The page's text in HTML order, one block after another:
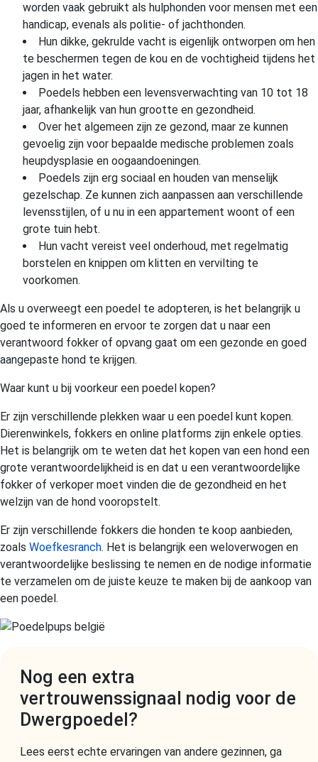
worden vaak gebruikt als hulphonden voor mensen met een
handicap, evenals als politie- of jachthonden.
Hun dikke, gekrulde vacht is eigenlijk ontworpen om hen
te beschermen tegen de kou en de vochtigheid tijdens het
jagen in het water.
Poedels hebben een levensverwachting van 10 tot 18
jaar, afhankelijk van hun grootte en gezondheid.
Over het algemeen zijn ze gezond, maar ze kunnen
gevoelig zijn voor bepaalde medische problemen zoals
heupdysplasie en oogaandoeningen.
Poedels zijn erg sociaal en houden van menselijk
gezelschap. Ze kunnen zich aanpassen aan verschillende
levensstijlen, of u nu in een appartement woont of een
grote tuin hebt.
Hun vacht vereist veel onderhoud, met regelmatig
borstelen en knippen om klitten en vervilting te
voorkomen.
Als u overweegt een poedel te adopteren, is het belangrijk u
goed te informeren en ervoor te zorgen dat u naar een
verantwoord fokker of opvang gaat om een gezonde en goed
aangepaste hond te krijgen.
Waar kunt u bij voorkeur een poedel kopen?
Er zijn verschillende plekken waar u een poedel kunt kopen.
Dierenwinkels, fokkers en online platforms zijn enkele opties.
Het is belangrijk om te weten dat het kopen van een hond een
grote verantwoordelijkheid is en dat u een verantwoordelijke
fokker of verkoper moet vinden die de gezondheid en het
welzijn van de hond vooropstelt.
Er zijn verschillende fokkers die honden te koop aanbieden,
zoals Woefkesranch. Het is belangrijk een weloverwogen en
verantwoordelijke beslissing te nemen en de nodige informatie
te verzamelen om de juiste keuze te maken bij de aankoop van
een poedel.
Nog een extra
vertrouwenssignaal nodig voor de
Dwergpoedel?
Lees eerst echte ervaringen van andere gezinnen, ga